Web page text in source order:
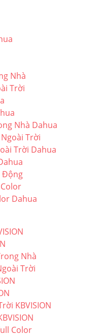
Nhà
Trời
Nhà Dahua
Trời
Trời Dahua
Động
Dahua
Nhà
Trời
KBVISION
Color